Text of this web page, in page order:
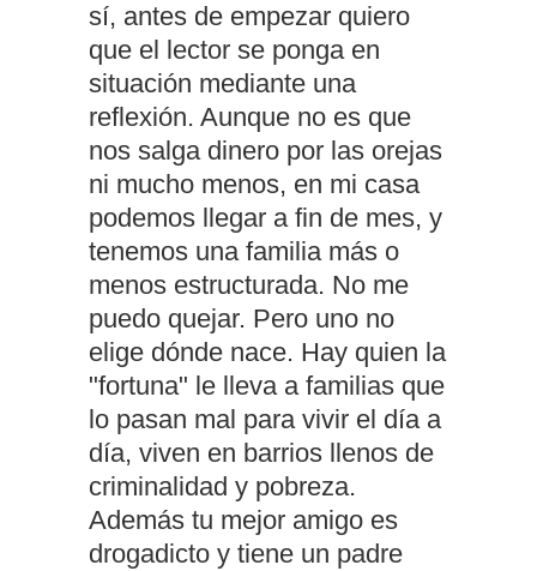
sí, antes de empezar quiero
que el lector se ponga en
situación mediante una
reflexión. Aunque no es que
nos salga dinero por las orejas
ni mucho menos, en mi casa
podemos llegar a fin de mes, y
tenemos una familia más o
menos estructurada. No me
puedo quejar. Pero uno no
elige dónde nace. Hay quien la
"fortuna" le lleva a familias que
lo pasan mal para vivir el día a
día, viven en barrios llenos de
criminalidad y pobreza.
Además tu mejor amigo es
drogadicto y tiene un padre